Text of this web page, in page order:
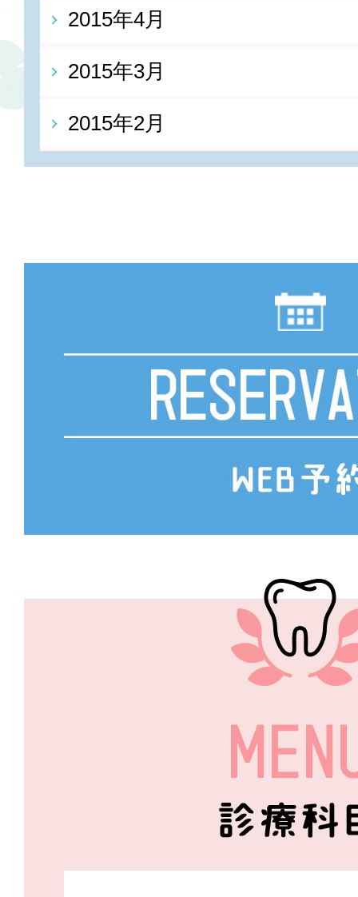
2015年4月
2015年3月
2015年2月